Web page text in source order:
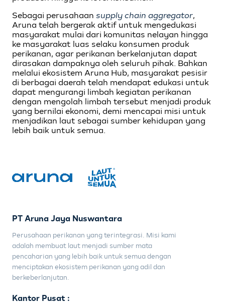
Sebagai perusahaan supply chain aggregator,
Aruna telah bergerak aktif untuk mengedukasi
masyarakat mulai dari komunitas nelayan hingga
ke masyarakat luas selaku konsumen produk
perikanan, agar perikanan berkelanjutan dapat
dirasakan dampaknya oleh seluruh pihak. Bahkan
melalui ekosistem Aruna Hub, masyarakat pesisir
di berbagai daerah telah mendapat edukasi untuk
dapat mengurangi limbah kegiatan perikanan
dengan mengolah limbah tersebut menjadi produk
yang bernilai ekonomi, demi mencapai misi untuk
menjadikan laut sebagai sumber kehidupan yang
lebih baik untuk semua.
PT Aruna Jaya Nuswantara
Perusahaan perikanan yang terintegrasi. Misi kami
adalah membuat laut menjadi sumber mata
pencaharian yang lebih baik untuk semua dengan
menciptakan ekosistem perikanan yang adil dan
berkeberlanjutan.
Kantor Pusat :